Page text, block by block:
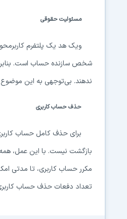
مسئولیت حقوقی
ویک هد یک پلتفرم
شخص سازنده حساب است.
ندهند. بی‌توجهی به این
حذف حساب کاربری
برای حذف کامل حساب
بازگشت نیست. با این عمل،
مکرر حساب کاربری، تا مدتی
تعداد دفعات حذف حساب